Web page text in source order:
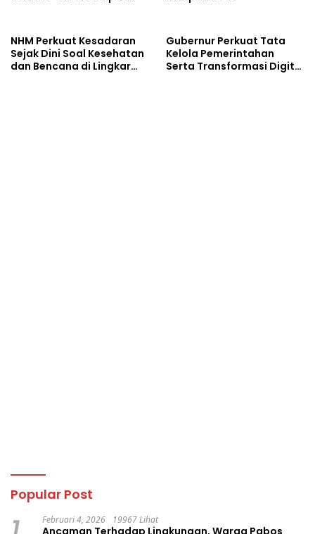
NHM Perkuat Kesadaran
Sejak Dini Soal Kesehatan
dan Bencana di Lingkar
Gubernur Perkuat Tata
Kelola Pemerintahan
Serta Transformasi Digital
Popular Post
Februari 4, 2026 19967 Lihat